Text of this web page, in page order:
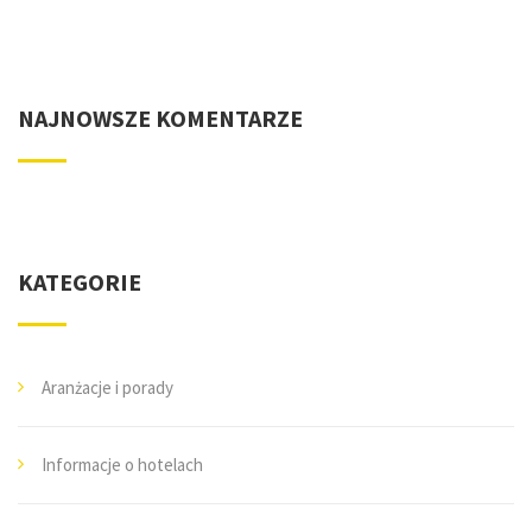
NAJNOWSZE KOMENTARZE
KATEGORIE
Aranżacje i porady
Informacje o hotelach